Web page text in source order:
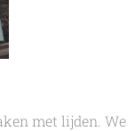
met lijden. We